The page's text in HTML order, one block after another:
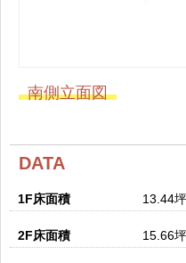
南側立面図
DATA
1F床面積 13.44坪
2F床面積 15.66坪